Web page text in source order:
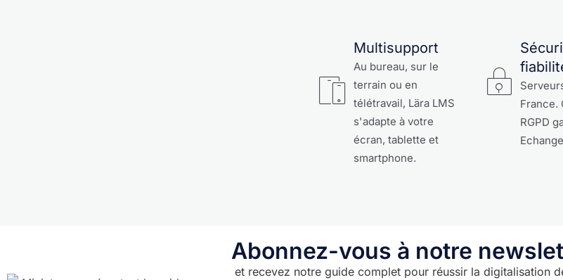
Multisupport
Au bureau, sur le
terrain ou en
télétravail, Lära LMS
s'adapte à votre
écran, tablette et
smartphone.
France.
RGPD
Abonnez-vous à notre
et recevez notre guide complet pour réussir la digitalisation